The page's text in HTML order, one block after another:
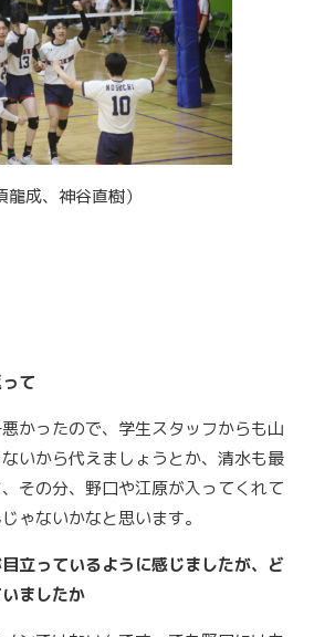
成、神谷直樹）
て
かったので、学生スタッフからも山
いから代えましょうとか、清水も最
その分、野口や江原が入ってくれて
ゃないかなと思います。
立っているように感じましたが、ど
ましたか